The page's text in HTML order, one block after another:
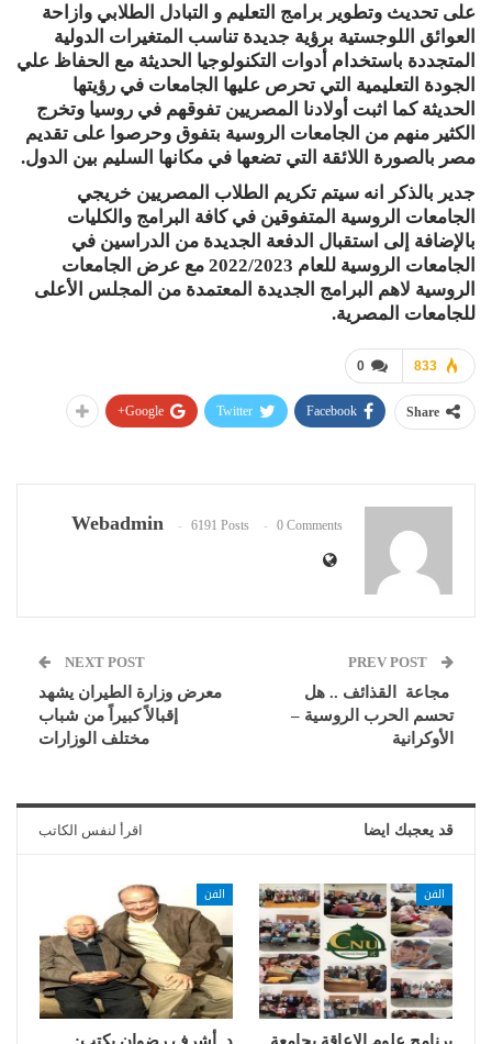
على تحديث وتطوير برامج التعليم و التبادل الطلابي وازاحة
العوائق اللوجستية برؤية جديدة تناسب المتغيرات الدولية
المتجددة باستخدام أدوات التكنولوجيا الحديثة مع الحفاظ علي
الجودة التعليمية التي تحرص عليها الجامعات في رؤيتها
الحديثة كما اثبت أولادنا المصريين تفوقهم في روسيا وتخرج
الكثير منهم من الجامعات الروسية بتفوق وحرصوا على تقديم
مصر بالصورة اللائقة التي تضعها في مكانها السليم بين الدول.
جدير بالذكر انه سيتم تكريم الطلاب المصريين خريجي
الجامعات الروسية المتفوقين في كافة البرامج والكليات
بالإضافة إلى استقبال الدفعة الجديدة من الدراسين في
الجامعات الروسية للعام 2022/2023 مع عرض الجامعات
الروسية لاهم البرامج الجديدة المعتمدة من المجلس الأعلى
للجامعات المصرية.
0 833
Share
Facebook
Twitter
Google+
Webadmin 6191 Posts 0 Comments
مجاعة القذائف .. هل
تحسم الحرب الروسية –
الأوكرانية
NEXT POST
معرض وزارة الطيران يشهد
إقبالاً كبيراً من شباب
مختلف الوزارات
قد يعجبك ايضا اقرأ لنفس الكاتب
الفن الفن